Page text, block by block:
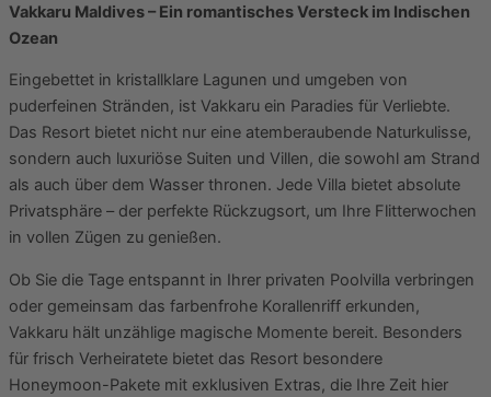
Vakkaru Maldives – Ein romantisches Versteck im Indischen
Ozean
Eingebettet in kristallklare Lagunen und umgeben von
puderfeinen Stränden, ist Vakkaru ein Paradies für Verliebte.
Das Resort bietet nicht nur eine atemberaubende Naturkulisse,
sondern auch luxuriöse Suiten und Villen, die sowohl am Strand
als auch über dem Wasser thronen. Jede Villa bietet absolute
Privatsphäre – der perfekte Rückzugsort, um Ihre Flitterwochen
in vollen Zügen zu genießen.
Ob Sie die Tage entspannt in Ihrer privaten Poolvilla verbringen
oder gemeinsam das farbenfrohe Korallenriff erkunden,
Vakkaru hält unzählige magische Momente bereit. Besonders
für frisch Verheiratete bietet das Resort besondere
Honeymoon-Pakete mit exklusiven Extras, die Ihre Zeit hier